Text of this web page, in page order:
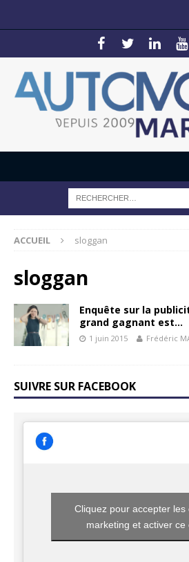
ACCUEIL sloggan
sloggan
Enquête sur la
grand gagnant est…
1 juin 2015 Frédéric
SUIVRE SUR FACEBOOK
Cliquez pour accepter les
marketing et activer ce